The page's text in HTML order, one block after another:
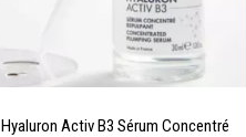
Hyaluron Activ B3 Sérum Concentré